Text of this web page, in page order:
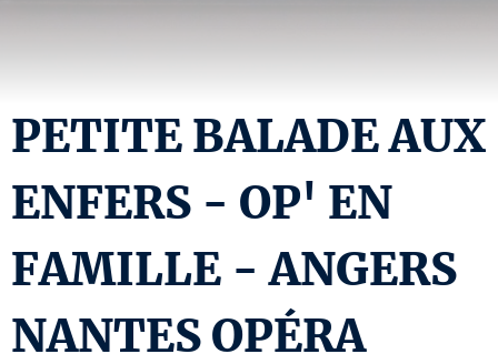
PETITE BALADE AUX
ENFERS - OP' EN
FAMILLE - ANGERS
NANTES OPÉRA